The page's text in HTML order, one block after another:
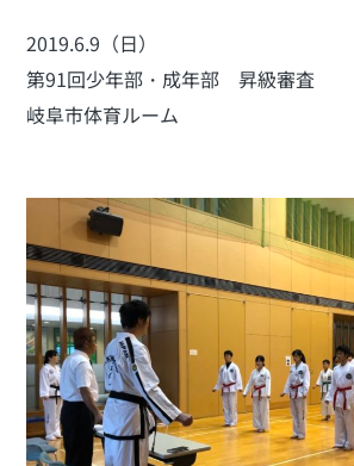
2019.6.9（日）
第91回少年部・成年部 昇級審査
岐阜市体育ルーム